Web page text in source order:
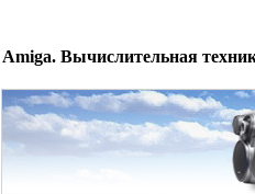
Amiga. Вычислительная